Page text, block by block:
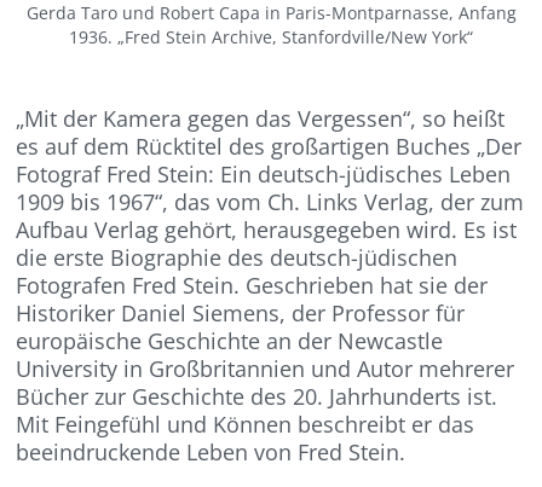
Gerda Taro und Robert Capa in Paris-Montparnasse, Anfang
1936. „Fred Stein Archive, Stanfordville/New York“
„Mit der Kamera gegen das Vergessen“, so heißt
es auf dem Rücktitel des großartigen Buches „Der
Fotograf Fred Stein: Ein deutsch-jüdisches Leben
1909 bis 1967“, das vom Ch. Links Verlag, der zum
Aufbau Verlag gehört, herausgegeben wird. Es ist
die erste Biographie des deutsch-jüdischen
Fotografen Fred Stein. Geschrieben hat sie der
Historiker Daniel Siemens, der Professor für
europäische Geschichte an der Newcastle
University in Großbritannien und Autor mehrerer
Bücher zur Geschichte des 20. Jahrhunderts ist.
Mit Feingefühl und Können beschreibt er das
beeindruckende Leben von Fred Stein.